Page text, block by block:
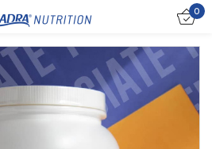
0
Sign in
Lost password?